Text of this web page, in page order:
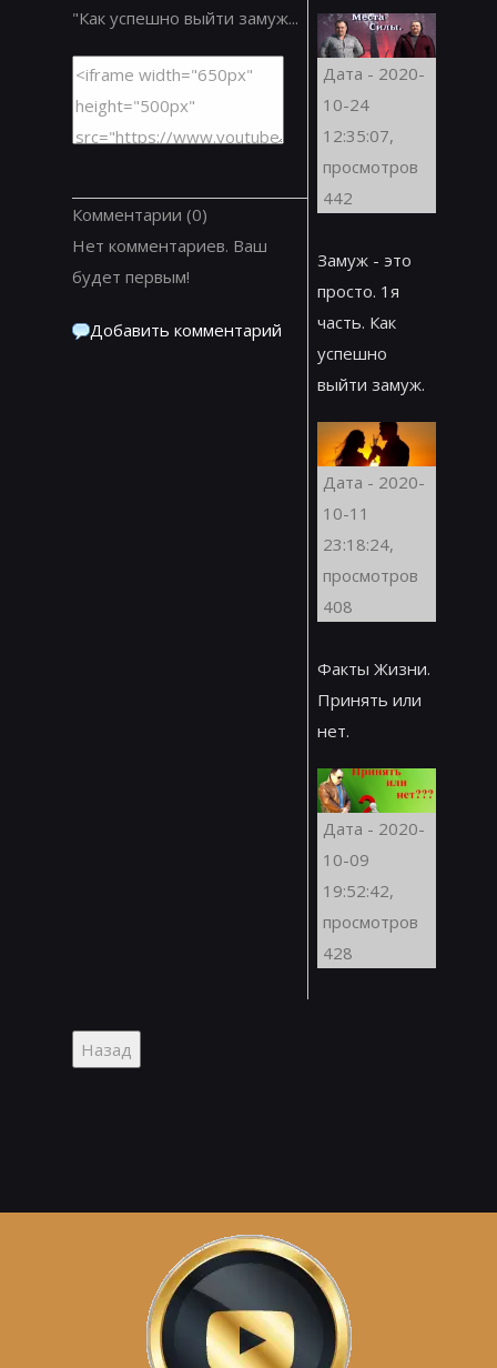
"Как успешно выйти замуж...
Комментарии (0)
Нет комментариев. Ваш
будет первым!
Добавить комментарий
Дата - 2020-
10-24
12:35:07,
просмотров
442
Замуж - это
просто. 1я
часть. Как
успешно
выйти замуж.
Дата - 2020-
10-11
23:18:24,
просмотров
408
Факты Жизни.
Принять или
нет.
Дата - 2020-
10-09
19:52:42,
просмотров
428